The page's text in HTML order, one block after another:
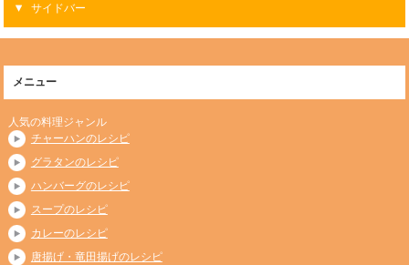
サイドバー
メニュー
人気の料理ジャンル
チャーハンのレシピ
グラタンのレシピ
ハンバーグのレシピ
スープのレシピ
カレーのレシピ
唐揚げ・竜田揚げのレシピ